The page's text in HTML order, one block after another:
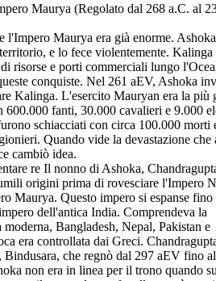
Maurya (Regolato dal 268 a.C. al
l'Impero Maurya era già enorme. Ashoka
e lo fece violentemente. Kalinga
risorse e porti commerciali lungo
conquiste. Nel 261 aEV, Ashoka
Kalinga. L'esercito Mauryan era la più
600.000 fanti, 30.000 cavalieri e 9.000
schiacciati con circa 100.000 morti
Quando vide la devastazione che
cambiò idea.
re Il nonno di Ashoka,
origini prima di rovesciare l'Impero
Maurya. Questo impero si espanse fino
dell'antica India. Comprendeva la
Bangladesh, Nepal, Pakistan e
era controllata dai Greci.
che regnò dal 297 aEV fino
non era in linea per il trono quando